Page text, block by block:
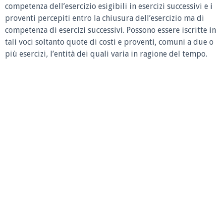
competenza dell’esercizio esigibili in esercizi successivi e i
proventi percepiti entro la chiusura dell’esercizio ma di
competenza di esercizi successivi. Possono essere iscritte in
tali voci soltanto quote di costi e proventi, comuni a due o
più esercizi, l’entità dei quali varia in ragione del tempo.